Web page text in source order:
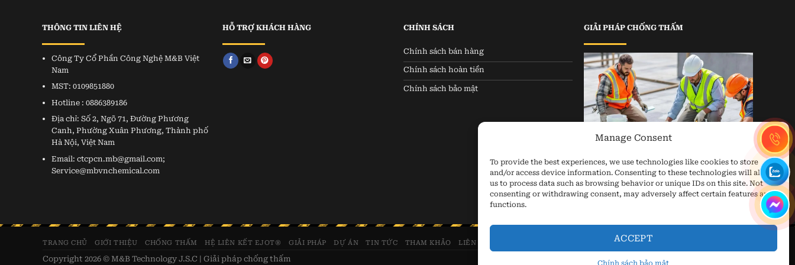
Manage Consent
To provide the best experiences, we use technologies like cookies to store
and/or access device information. Consenting to these technologies will allow
us to process data such as browsing behavior or unique IDs on this site. Not
consenting or withdrawing consent, may adversely affect certain features and
functions.
ACCEPT
THÔNG TIN LIÊN HỆ
Công Ty Cổ Phần Công Nghệ M&B Việt
Nam
MST: 0109851880
Hotline : 0886389186
Địa chỉ: Số 2, Ngõ 71, Đường Phương
Canh, Phường Xuân Phương, Thành phố
Hà Nội, Việt Nam
Email: ctcpcn.mb@gmail.com;
Service@mbvnchemical.com
HỖ TRỢ KHÁCH HÀNG CHÍNH SÁCH
Chính sách bán hàng
Chính sách hoàn tiền
Chính sách bảo mật
GIẢI PHÁP CHỐNG THẤM
TRANG CHỦ GIỚI THIỆU CHỐNG THẤM HỆ LIÊN KẾT EJOT® GIẢI PHÁP DỰ ÁN TIN TỨC THAM KHẢO LIÊN HỆ
Copyright 2026 © M&B Technology J.S.C | Giải pháp chống thấm